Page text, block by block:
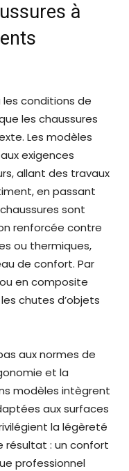
à
les conditions de
les chaussures
Les modèles
exigences
allant des travaux
en passant
sont
renforcée contre
ou thermiques,
de confort. Par
en composite
chutes d’objets
aux normes de
et la
modèles intègrent
aux surfaces
la légèreté
résultat : un confort
professionnel